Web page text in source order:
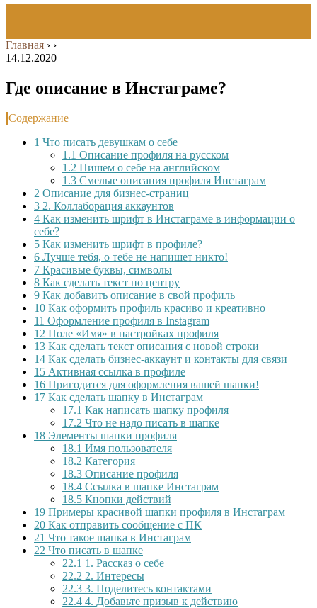
Главная › ›
14.12.2020
Где описание в Инстаграме?
Содержание
1 Что писать девушкам о себе
1.1 Описание профиля на русском
1.2 Пишем о себе на английском
1.3 Смелые описания профиля Инстаграм
2 Описание для бизнес-страниц
3 2. Коллаборация аккаунтов
4 Как изменить шрифт в Инстаграме в информации о
себе?
5 Как изменить шрифт в профиле?
6 Лучше тебя, о тебе не напишет никто!
7 Красивые буквы, символы
8 Как сделать текст по центру
9 Как добавить описание в свой профиль
10 Как оформить профиль красиво и креативно
11 Оформление профиля в Instagram
12 Поле «Имя» в настройках профиля
13 Как сделать текст описания с новой строки
14 Как сделать бизнес-аккаунт и контакты для связи
15 Активная ссылка в профиле
16 Пригодится для оформления вашей шапки!
17 Как сделать шапку в Инстаграм
17.1 Как написать шапку профиля
17.2 Что не надо писать в шапке
18 Элементы шапки профиля
18.1 Имя пользователя
18.2 Категория
18.3 Описание профиля
18.4 Ссылка в шапке Инстаграм
18.5 Кнопки действий
19 Примеры красивой шапки профиля в Инстаграм
20 Как отправить сообщение с ПК
21 Что такое шапка в Инстаграм
22 Что писать в шапке
22.1 1. Рассказ о себе
22.2 2. Интересы
22.3 3. Поделитесь контактами
22.4 4. Добавьте призыв к действию